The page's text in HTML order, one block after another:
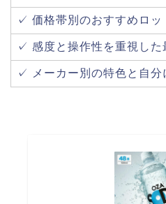
✓ 価格帯別のおすすめロッ
✓ 感度と操作性を重視した
✓ メーカー別の特色と自分